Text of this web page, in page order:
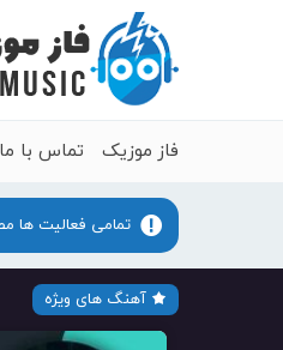
فاز موزیک تماس با ما
تمامی فعالیت ها
آهنگ های ویژه